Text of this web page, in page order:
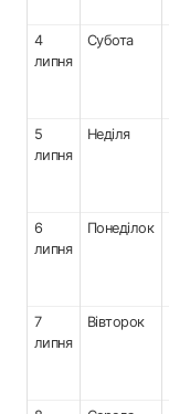
4
липня
Субота
5
липня
Неділя
6
липня
Понеділок
7
липня
Вівторок